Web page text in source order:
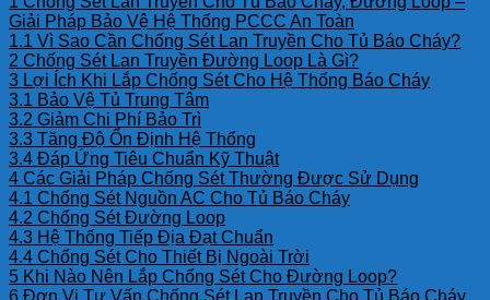
Giải Pháp Bảo Vệ Hệ Thống PCCC An Toàn
1.1 Vì Sao Cần Chống Sét Lan Truyền Cho Tủ Báo Cháy?
2 Chống Sét Lan Truyền Đường Loop Là Gì?
3 Lợi Ích Khi Lắp Chống Sét Cho Hệ Thống Báo Cháy
3.1 Bảo Vệ Tủ Trung Tâm
3.2 Giảm Chi Phí Bảo Trì
3.3 Tăng Độ Ổn Định Hệ Thống
3.4 Đáp Ứng Tiêu Chuẩn Kỹ Thuật
4 Các Giải Pháp Chống Sét Thường Được Sử Dụng
4.1 Chống Sét Nguồn AC Cho Tủ Báo Cháy
4.2 Chống Sét Đường Loop
4.3 Hệ Thống Tiếp Địa Đạt Chuẩn
4.4 Chống Sét Cho Thiết Bị Ngoài Trời
5 Khi Nào Nên Lắp Chống Sét Cho Đường Loop?
6 Đơn Vị Tư Vấn Chống Sét Lan Truyền Cho Tủ Báo Cháy